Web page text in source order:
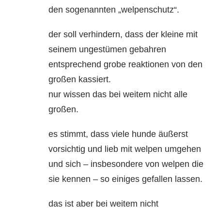
den sogenannten „welpenschutz“.
der soll verhindern, dass der kleine mit
seinem ungestümen gebahren
entsprechend grobe reaktionen von den
großen kassiert.
nur wissen das bei weitem nicht alle
großen.
es stimmt, dass viele hunde äußerst
vorsichtig und lieb mit welpen umgehen
und sich – insbesondere von welpen die
sie kennen – so einiges gefallen lassen.
das ist aber bei weitem nicht